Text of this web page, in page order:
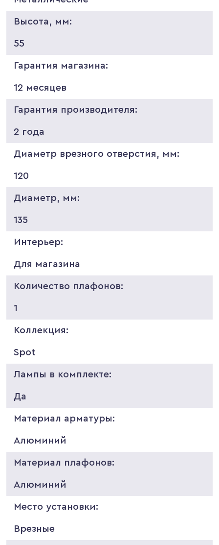
Высота, мм:
55
Гарантия магазина:
12 месяцев
Гарантия производителя:
2 года
Диаметр врезного отверстия, мм:
120
Диаметр, мм:
135
Интерьер:
Для магазина
Количество плафонов:
1
Коллекция:
Spot
Лампы в комплекте:
Да
Материал арматуры:
Алюминий
Материал плафонов:
Алюминий
Место установки:
Врезные